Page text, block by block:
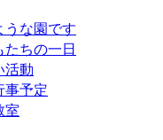
うな園です
たちの一日
活動
事予定
室